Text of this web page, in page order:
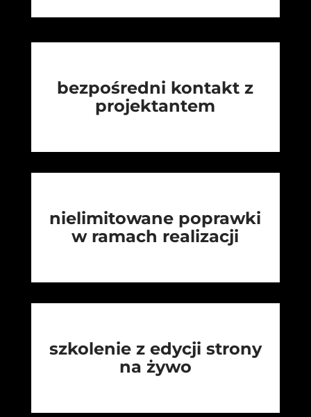
bezpośredni kontakt z
projektantem
nielimitowane poprawki
w ramach realizacji
szkolenie z edycji strony
na żywo